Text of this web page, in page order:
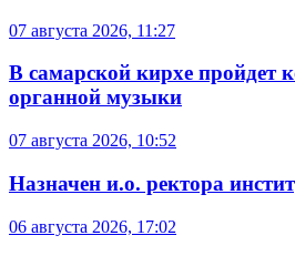
07 августа 2026, 11:27
В самарской кирхе пройдет
органной музыки
07 августа 2026, 10:52
Назначен и.о. ректора
06 августа 2026, 17:02